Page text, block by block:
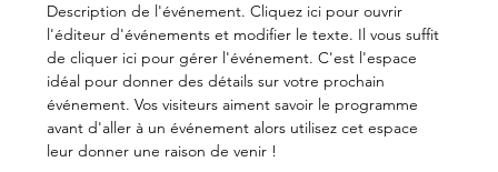
Description de l'événement. Cliquez ici pour ouvrir
l'éditeur d'événements et modifier le texte. Il vous suffit
de cliquer ici pour gérer l'événement. C'est l'espace
idéal pour donner des détails sur votre prochain
événement. Vos visiteurs aiment savoir le programme
avant d'aller à un événement alors utilisez cet espace
leur donner une raison de venir !